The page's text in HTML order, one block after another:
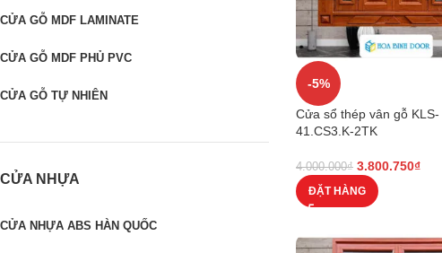
CỬA GỖ MDF LAMINATE
CỬA GỖ MDF PHỦ PVC
CỬA GỖ TỰ NHIÊN
CỬA NHỰA
CỬA NHỰA ABS HÀN QUỐC
-5%
Cửa sổ thép vân gỗ KLS-
41.CS3.K-2TK
4.000.000₫ 3.800.750₫
ĐẶT HÀNG